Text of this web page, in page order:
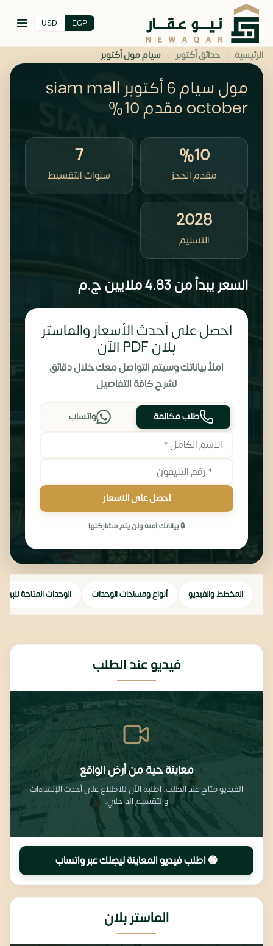
EGP
USD
الرئيسية › حدائق أكتوبر › سيام مول أكتوبر
مول سيام 6 أكتوبر siam mall
october مقدم 10%
%10
مقدم الحجز
7
سنوات التقسيط
2028
التسليم
السعر يبدأ من4.83 ملايين ج.م
احصل على أحدث الأسعار والماستر
بلان PDF الآن
املأ بياناتك وسيتم التواصل معك خلال دقائق
لشرح كافة التفاصيل
طلب مكالمة واتساب
احصل على الاسعار
🔒 بياناتك آمنة ولن يتم مشاركتها
المخطط والفيديو أنواع ومساحات الوحدات الوحدات المتاحة للبيع
فيديو عند الطلب
معاينة حية من أرض الواقع
الفيديو متاح عند الطلب. اطلبه الآن للاطلاع على أحدث الإنشاءات
والتقسيم الداخلي.
🟢 اطلب فيديو المعاينة ليصِلك عبر واتساب
الماستر بلان